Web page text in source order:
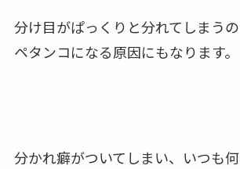
分け目がぱっくりと分れてしまう
ペタンコになる原因にもなります。
分かれ癖がついてしまい、いつも